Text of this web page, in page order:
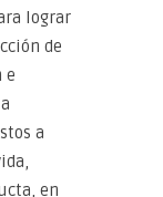
lograr
de
e
a
en